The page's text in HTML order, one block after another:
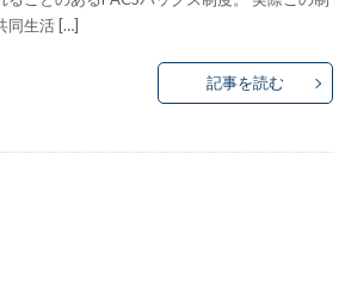
同生活 […]
記事を読む